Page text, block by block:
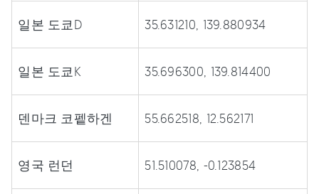
일본 도쿄D 35.631210, 139.880934
일본 도쿄K 35.696300, 139.814400
덴마크 코펱하겐 55.662518, 12.562171
영국 런던 51.510078, -0.123854